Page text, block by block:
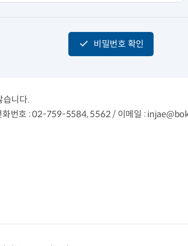
비밀번호 확인
습니다.
화번호 : 02-759-5584, 5562 / 이메일 :